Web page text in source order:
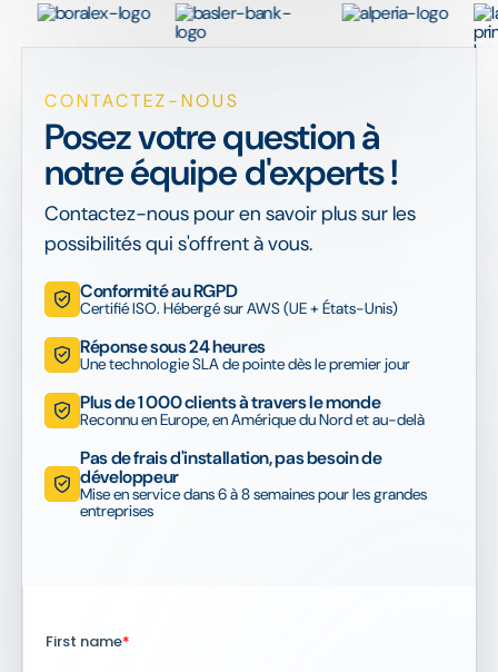
CONTACTEZ-NOUS
Posez votre question à
notre équipe d'experts !
Contactez-nous pour en savoir plus sur les
possibilités qui s'offrent à vous.
Conformité au RGPD
Certifié ISO. Hébergé sur AWS (UE + États-Unis)
Réponse sous 24 heures
Une technologie SLA de pointe dès le premier jour
Plus de 1 000 clients à travers le monde
Reconnu en Europe, en Amérique du Nord et au-delà
Pas de frais d'installation, pas besoin de
développeur
Mise en service dans 6 à 8 semaines pour les grandes
entreprises